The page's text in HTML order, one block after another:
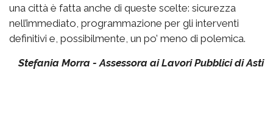
una città è fatta anche di queste scelte: sicurezza
nell’immediato, programmazione per gli interventi
definitivi e, possibilmente, un po’ meno di polemica.
Stefania Morra - Assessora ai Lavori Pubblici di Asti